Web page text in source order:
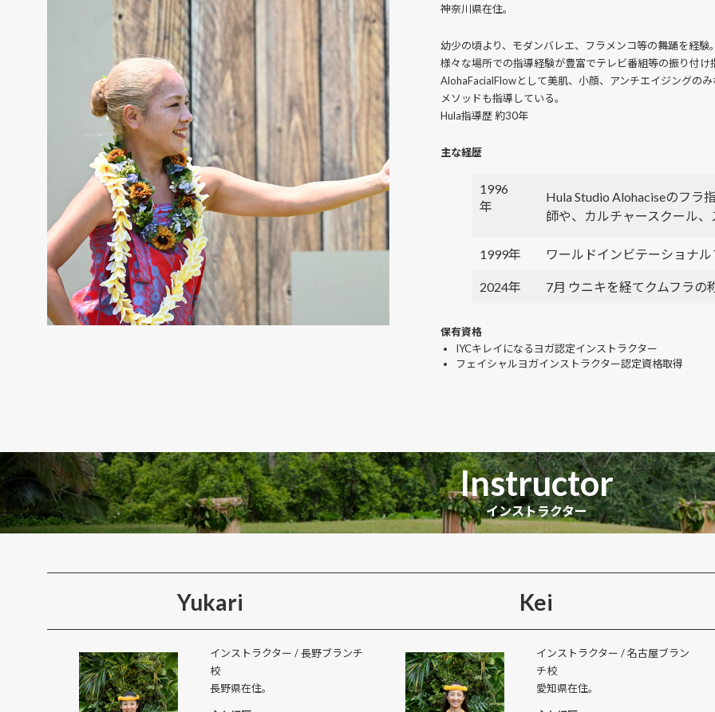
神奈川県在住。
幼少の頃より、モダンバレエ、フラメンコ等の舞踊を経験
様々な場所での指導経験が豊富でテレビ番組等の振り付
AlohaFacialFlowとして美肌、小顔、アンチエイジングの
メソッドも指導している。
Hula指導歴 約30年
主な経歴
1996
年
Hula Studio Alohaciseのフラ
師や、カルチャースクール
1999年 ワールドインビテーショナ
2024年 7月 ウニキを経てクムフラの
保有資格
IYCキレイになるヨガ認定インストラクター
フェイシャルヨガインストラクター認定資格取得
Instructor
インストラクター
Yukari
インストラクター / 長野ブランチ
校
長野県在住。
Kei
インストラクター / 名古屋ブラン
チ校
愛知県在住。